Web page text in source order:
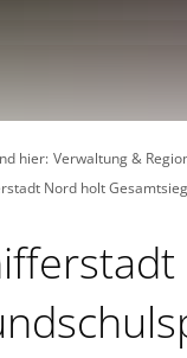
hier: Verwaltung &
Nord holt